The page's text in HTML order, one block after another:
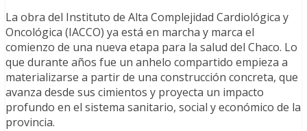
La obra del Instituto de Alta Complejidad Cardiológica y
Oncológica (IACCO) ya está en marcha y marca el
comienzo de una nueva etapa para la salud del Chaco. Lo
que durante años fue un anhelo compartido empieza a
materializarse a partir de una construcción concreta, que
avanza desde sus cimientos y proyecta un impacto
profundo en el sistema sanitario, social y económico de la
provincia.